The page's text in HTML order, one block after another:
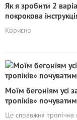
Як я зробити 2
покрокова
Корисно
Моїм бегоніям усі
тропіків»
Це справжня тропічна